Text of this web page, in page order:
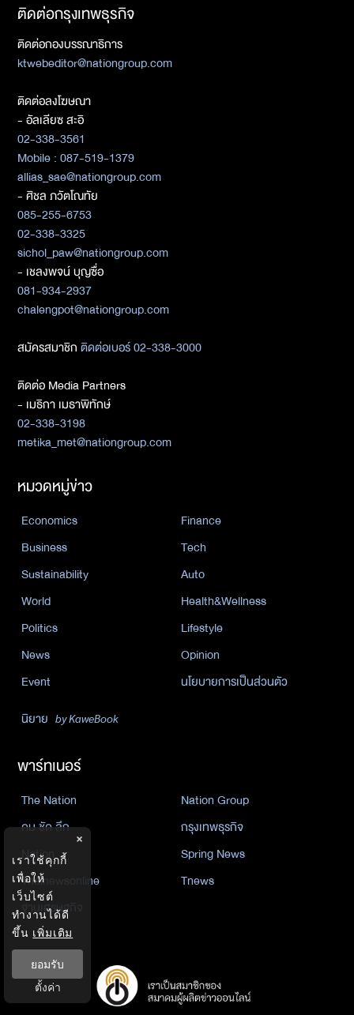
ติดต่อกรุงเทพธุรกิจ
ติดต่อกองบรรณาธิการ
ktwebeditor@nationgroup.com
ติดต่อลงโฆษณา
- อัลเลียซ สะอิ
02-338-3561
Mobile : 087-519-1379
allias_sae@nationgroup.com
- ศิชล ภวัตโณทัย
085-255-6753
02-338-3325
sichol_paw@nationgroup.com
- เชลงพจน์ บุญซื่อ
081-934-2937
chalengpot@nationgroup.com
สมัครสมาชิกติดต่อเบอร์ 02-338-3000
ติดต่อ Media Partners
- เมธิกา เมธาพิทักษ์
02-338-3198
metika_met@nationgroup.com
หมวดหมู่ข่าว
Economics
Finance
Business
Tech
Sustainability
Auto
World
Health&Wellness
Politics
Lifestyle
News
Opinion
Event
นโยบายการเป็นส่วนตัว
นิยาย by KaweBook
พาร์ทเนอร์
The Nation
Nation Group
คม ชัด ลึก
กรุงเทพธุรกิจ
Nation
Spring News
Thainewsonline
Tnews
ฐานเศรษฐกิจ
×
เราใช้คุกกี้
เพื่อให้
เว็บไซต์
ทำงานได้ดี
ขึ้น เพิ่มเติม
ยอมรับ
ตั้งค่า